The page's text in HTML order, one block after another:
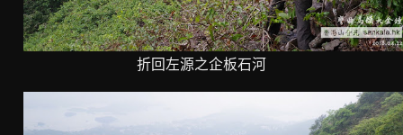
折回左源之企板石河